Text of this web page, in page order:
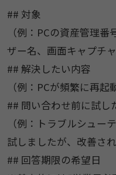
## 対象
（例：PCの資産管理
ザー名、画面キャプチ
## 解決したい内容
（例：PCが頻繁に再起
## 問い合わせ前に試し
（例：トラブルシュ
試しましたが、改善さ
## 回答期限の希望日